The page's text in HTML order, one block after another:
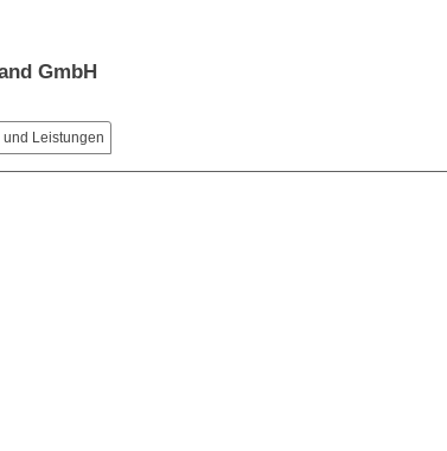
GmbH
und Leistungen